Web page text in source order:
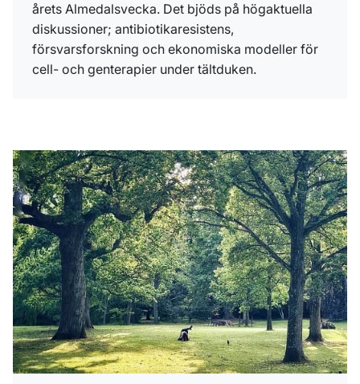
årets Almedalsvecka. Det bjöds på högaktuella
diskussioner; antibiotikaresistens,
försvarsforskning och ekonomiska modeller för
cell- och genterapier under tältduken.